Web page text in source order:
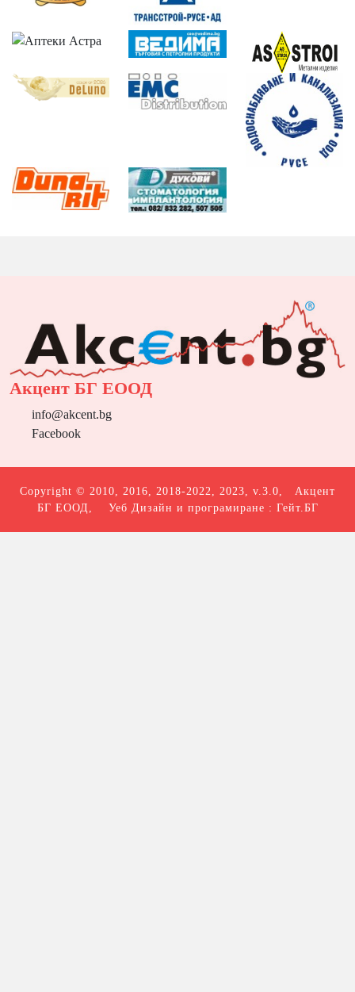
Акцент БГ ЕООД
info@akcent.bg
Facebook
Copyright © 2010, 2016, 2018-2022, 2023, v.3.0, Акцент
БГ ЕООД , Уеб Дизайн и програмиране : Гейт.БГ